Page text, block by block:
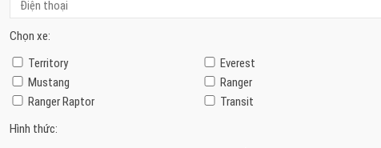
Chọn xe:
Territory
Everest
Mustang
Ranger
Ranger Raptor
Transit
Hình thức: